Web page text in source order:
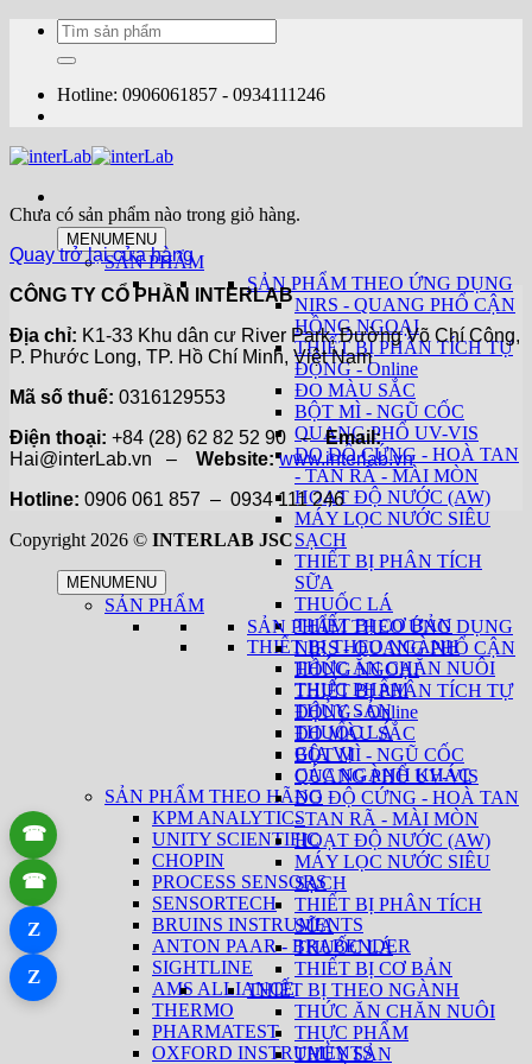
dung
Tìm
kiếm:
Hotline: 0906061857 - 0934111246
MENUMENU
SẢN PHẨM
SẢN PHẨM THEO ỨNG DỤNG
NIRS - QUANG PHỔ CẬN
HỒNG NGOẠI
THIẾT BỊ PHÂN TÍCH TỰ
ĐỘNG - Online
ĐO MÀU SẮC
BỘT MÌ - NGŨ CỐC
QUANG PHỔ UV-VIS
ĐO ĐỘ CỨNG - HOÀ TAN
- TAN RÃ - MÀI MÒN
HOẠT ĐỘ NƯỚC (AW)
MÁY LỌC NƯỚC SIÊU
SẠCH
THIẾT BỊ PHÂN TÍCH
SỮA
THUỐC LÁ
THIẾT BỊ CƠ BẢN
THIẾT BỊ THEO NGÀNH
THỨC ĂN CHĂN NUÔI
THỰC PHẨM
THỦY SẢN
THUỐC LÁ
GIA VỊ
CÁC NGÀNH KHÁC
SẢN PHẨM THEO HÃNG
KPM ANALYTICS
UNITY SCIENTIFIC
CHOPIN
PROCESS SENSORS
SENSORTECH
BRUINS INSTRUMENTS
ANTON PAAR - BRABENDER
SIGHTLINE
AMS ALLIANCE
THERMO
PHARMATEST
OXFORD INSTRUMENTS
Chưa có sản phẩm nào trong giỏ hàng.
Quay trở lại cửa hàng
CÔNG TY CỔ PHẦN INTERLAB
Địa chỉ: K1-33 Khu dân cư River Park, Đường Võ Chí Công,
P. Phước Long, TP. Hồ Chí Minh, Việt Nam
Mã số thuế: 0316129553
Điện thoại: +84 (28) 62 82 52 90 –Email:
Hai@interLab.vn – Website: www.interlab.vn
Hotline: 0906 061 857 – 0934 111 246
Copyright 2026 © INTERLAB JSC
MENUMENU
SẢN PHẨM
SẢN PHẨM THEO ỨNG DỤNG
NIRS - QUANG PHỔ CẬN
HỒNG NGOẠI
THIẾT BỊ PHÂN TÍCH TỰ
ĐỘNG - Online
ĐO MÀU SẮC
BỘT MÌ - NGŨ CỐC
QUANG PHỔ UV-VIS
ĐO ĐỘ CỨNG - HOÀ TAN
- TAN RÃ - MÀI MÒN
HOẠT ĐỘ NƯỚC (AW)
MÁY LỌC NƯỚC SIÊU
SẠCH
THIẾT BỊ PHÂN TÍCH
SỮA
THUỐC LÁ
THIẾT BỊ CƠ BẢN
THIẾT BỊ THEO NGÀNH
THỨC ĂN CHĂN NUÔI
THỰC PHẨM
THỦY SẢN
☎
☎
Z
Z